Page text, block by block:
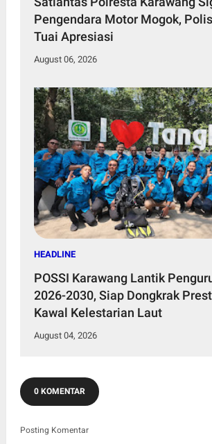
Pengendara Motor Mogok,
Tuai Apresiasi
August 06, 2026
HEADLINE
POSSI Karawang Lantik
2026-2030, Siap Dongkrak
Kawal Kelestarian Laut
August 04, 2026
0 KOMENTAR
Posting Komentar